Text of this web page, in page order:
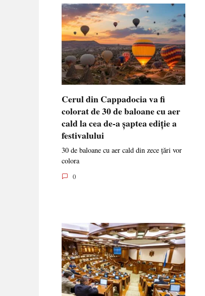
Cerul din Cappadocia va fi
colorat de 30 de baloane cu aer
cald la cea de-a șaptea ediție a
festivalului
30 de baloane cu aer cald din zece țări vor
colora
0